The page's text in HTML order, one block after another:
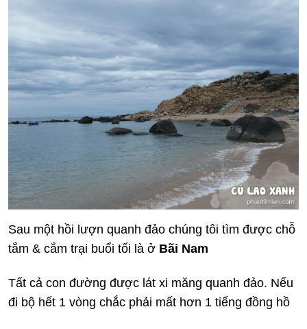
Sau một hồi lượn quanh đảo chúng tôi tìm được chỗ
tắm & cắm trại buổi tối là ở Bãi Nam
Tất cả con đường được lát xi măng quanh đảo. Nếu
đi bộ hết 1 vòng chắc phải mất hơn 1 tiếng đồng hồ